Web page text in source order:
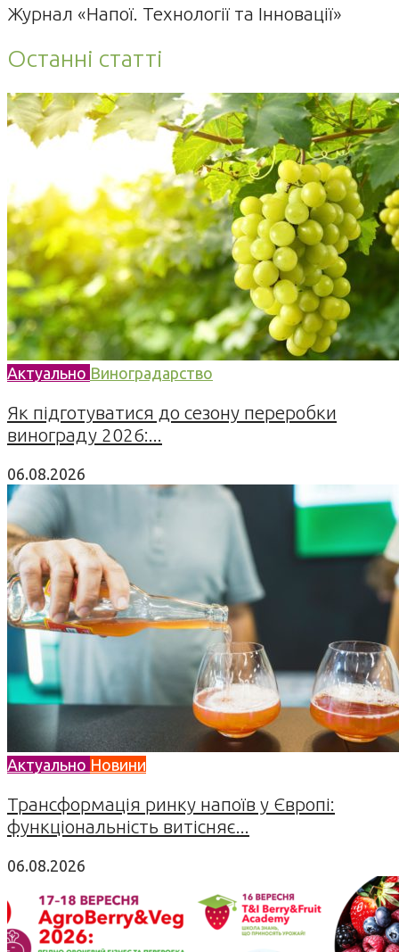
Журнал «Напої. Технології та Інновації»
Останні статті
Актуально Виноградарство
Як підготуватися до сезону переробки
винограду 2026:...
06.08.2026
Актуально Новини
Трансформація ринку напоїв у Європі:
функціональність витісняє...
06.08.2026